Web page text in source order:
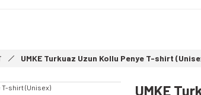
Paramedik T-shirt
UMKE Turkuaz Uzun Kollu Penye T-shirt
UMKE